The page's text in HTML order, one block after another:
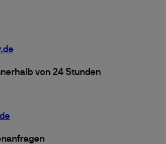
von 24 Stunden